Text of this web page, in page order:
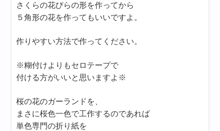
さくらの花びらの形を作ってから
５角形の花を作ってもいいですよ。
作りやすい方法で作ってください。
※糊付けよりもセロテープで
付ける方がいいと思いますよ※
桜の花のガーランドを、
まさに桜色一色で工作するのであれば
単色専門の折り紙を